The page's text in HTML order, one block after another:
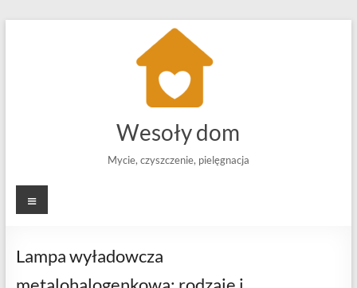
Wesoły dom
Mycie, czyszczenie, pielęgnacja
Menu
Lampa wyładowcza